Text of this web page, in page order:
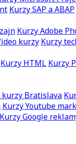
Kurzy SAP a ABAP
Kurzy Adobe
kurzy Kurzy
Kurzy HTML Kurzy
Bratislava
Kurzy Youtube
Kurzy Google